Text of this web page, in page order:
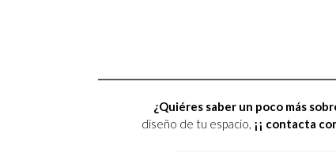
¿Quiéres saber un poco más
diseño de tu espacio, ¡¡ contacta